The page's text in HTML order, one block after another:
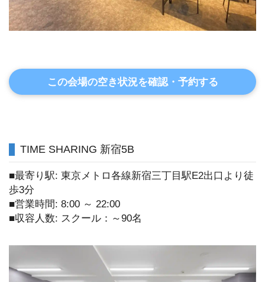
この会場の空き状況を確認・予約する
TIME SHARING 新宿5B
■最寄り駅: 東京メトロ各線新宿三丁目駅E2出口より徒
歩3分
■営業時間: 8:00 ～ 22:00
■収容人数: スクール：～90名